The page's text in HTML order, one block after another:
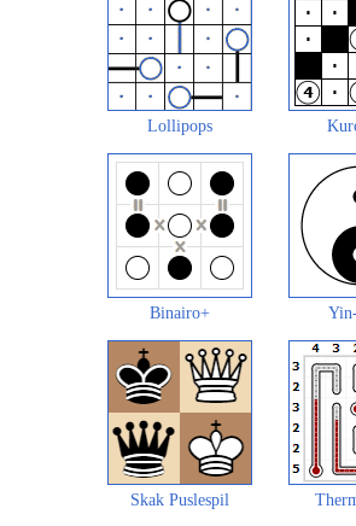
Lollipops
Binairo+
Skak Puslespil